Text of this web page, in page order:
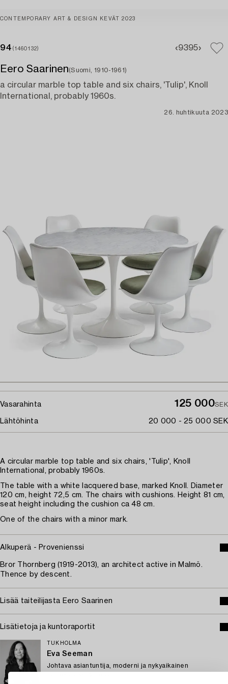
CONTEMPORARY ART & DESIGN KEVÄT 2023
94 (1460132) 9395
Eero Saarinen(Suomi, 1910-1961)
a circular marble top table and six chairs, 'Tulip', Knoll
International, probably 1960s.
26. huhtikuuta 2023
Vasarahinta 125 000SEK
Lähtöhinta 20 000 - 25 000 SEK
A circular marble top table and six chairs, 'Tulip', Knoll
International, probably 1960s.
The table with a white lacquered base, marked Knoll. Diameter
120 cm, height 72,5 cm. The chairs with cushions. Height 81 cm,
seat height including the cushion ca 48 cm.
One of the chairs with a minor mark.
Alkuperä - Provenienssi
Bror Thornberg (1919-2013), an architect active in Malmö.
Thence by descent.
Lisää taiteilijasta Eero Saarinen
Lisätietoja ja kuntoraportit
TUKHOLMA
Eva Seeman
Johtava asiantuntija, moderni ja nykyaikainen